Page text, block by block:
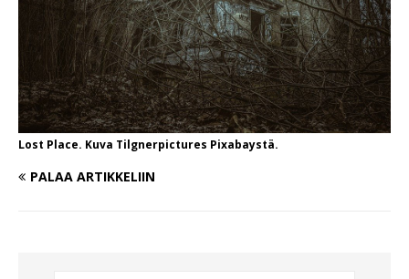
Lost Place. Kuva Tilgnerpictures Pixabaystä.
PALAA ARTIKKELIIN